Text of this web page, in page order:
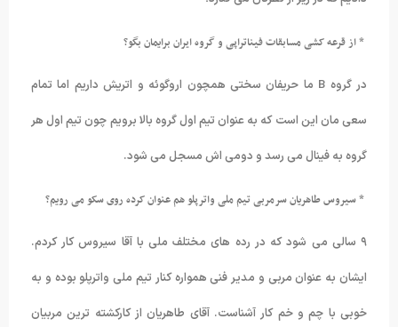
* از قرعه کشی مسابقات فیناتراپی و گروه ایران برایمان بگو؟
در گروه Bما حریفان سختی همچون اروگوئه و اتریش داریم اما تمام
سعی مان این است که به عنوان تیم اول گروه بالا برویم چون تیم اول هر
گروه به فینال می رسد و دومی اش مسجل می شود.
* سیروس طاهریان سرمربی تیم ملی واترپلو هم عنوان کرده روی سکو می رویم؟
۹ سالی می شود که در رده های مختلف ملی با آقا سیروس کار کردم.
ایشان به عنوان مربی و مدیر فنی همواره کنار تیم ملی واترپلو بوده و به
خوبی با چم و خم کار آشناست. آقای طاهریان از کارکشته ترین مربیان